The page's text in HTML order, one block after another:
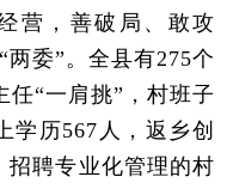
营，善破局、敢攻
委”。全县有275个
“一肩挑”，村班子
学历567人，返乡创
招聘专业化管理的村